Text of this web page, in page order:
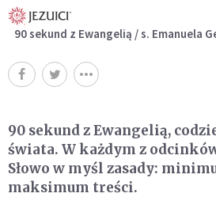
90 sekund z Ewangelią / s. Emanuela
90 sekund z Ewangelią,
świata. W każdym z
Słowo w myśl zasady:
maksimum treści.